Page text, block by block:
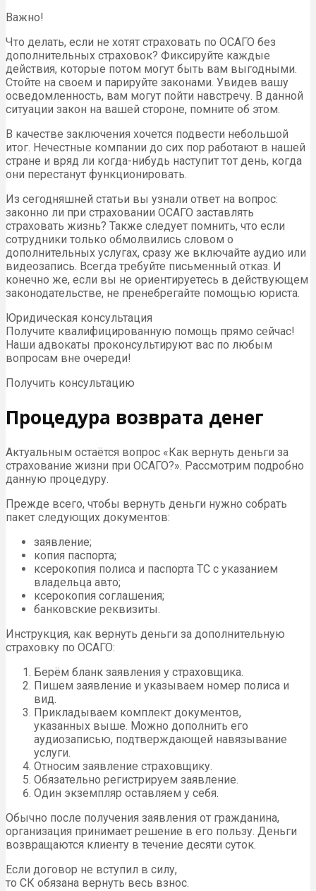
Важно!
Что делать, если не хотят страховать по ОСАГО без
дополнительных страховок? Фиксируйте каждые
действия, которые потом могут быть вам выгодными.
Стойте на своем и парируйте законами. Увидев вашу
осведомленность, вам могут пойти навстречу. В данной
ситуации закон на вашей стороне, помните об этом.
В качестве заключения хочется подвести небольшой
итог. Нечестные компании до сих пор работают в нашей
стране и вряд ли когда-нибудь наступит тот день, когда
они перестанут функционировать.
Из сегодняшней статьи вы узнали ответ на вопрос:
законно ли при страховании ОСАГО заставлять
страховать жизнь? Также следует помнить, что если
сотрудники только обмолвились словом о
дополнительных услугах, сразу же включайте аудио или
видеозапись. Всегда требуйте письменный отказ. И
конечно же, если вы не ориентируетесь в действующем
законодательстве, не пренебрегайте помощью юриста.
Юридическая консультация
Получите квалифицированную помощь прямо сейчас!
Наши адвокаты проконсультируют вас по любым
вопросам вне очереди!
Получить консультацию
Процедура возврата денег
Актуальным остаётся вопрос «Как вернуть деньги за
страхование жизни при ОСАГО?». Рассмотрим подробно
данную процедуру.
Прежде всего, чтобы вернуть деньги нужно собрать
пакет следующих документов:
заявление;
копия паспорта;
ксерокопия полиса и паспорта ТС с указанием
владельца авто;
ксерокопия соглашения;
банковские реквизиты.
Инструкция, как вернуть деньги за дополнительную
страховку по ОСАГО:
Берём бланк заявления у страховщика.
Пишем заявление и указываем номер полиса и
вид.
Прикладываем комплект документов,
указанных выше. Можно дополнить его
аудиозаписью, подтверждающей навязывание
услуги.
Относим заявление страховщику.
Обязательно регистрируем заявление.
Один экземпляр оставляем у себя.
Обычно после получения заявления от гражданина,
организация принимает решение в его пользу. Деньги
возвращаются клиенту в течение десяти суток.
Если договор не вступил в силу,
то СК обязана вернуть весь взнос.